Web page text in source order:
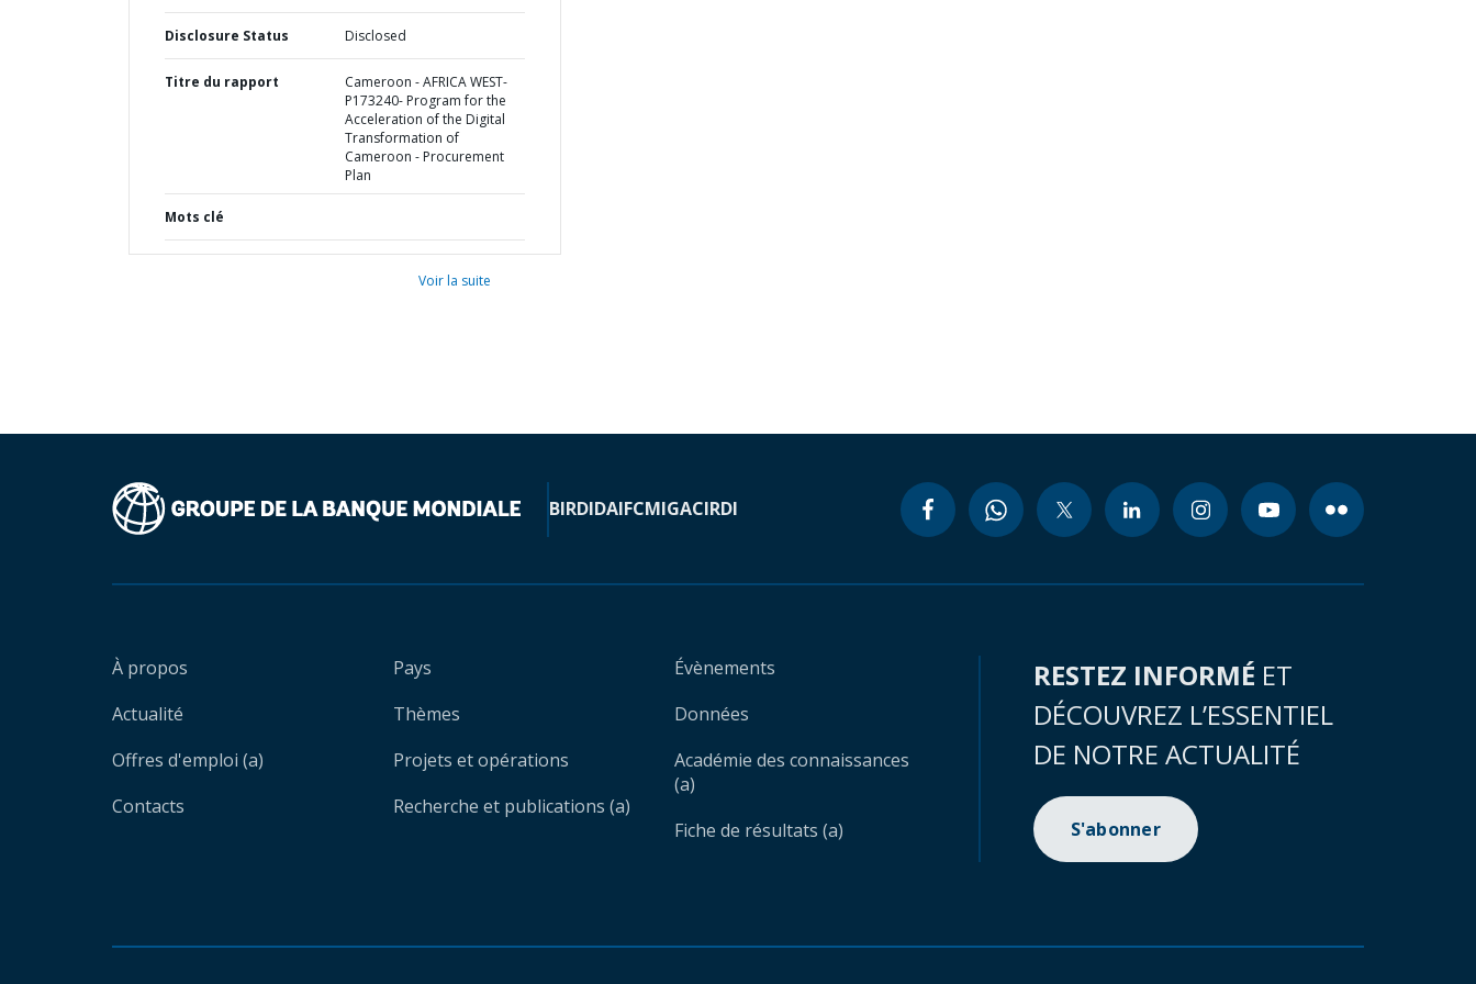
Disclosure Status Disclosed
Titre du rapport
Cameroon - AFRICA WEST-
P173240- Program for the
Acceleration of the Digital
Transformation of
Cameroon - Procurement
Plan
Mots clé
Voir la suite
BIRDIDAIFCMIGACIRDI
À propos
Actualité
Offres d'emploi (a)
Contacts
Pays
Thèmes
Projets et opérations
Recherche et publications (a)
Évènements
Données
Académie des connaissances
(a)
Fiche de résultats (a)
RESTEZ INFORMÉ ET
DÉCOUVREZ L’ESSENTIEL
DE NOTRE ACTUALITÉ
S'abonner